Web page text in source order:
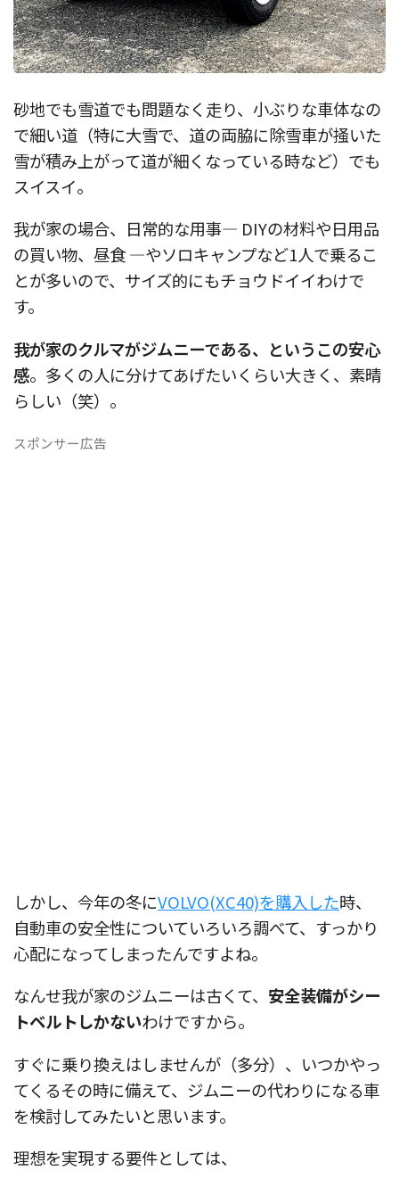
砂地でも雪道でも問題なく走り、小ぶりな車体なの
で細い道（特に大雪で、道の両脇に除雪車が掻いた
雪が積み上がって道が細くなっている時など）でも
スイスイ。
我が家の場合、日常的な用事— DIYの材料や日用品
の買い物、昼食 —やソロキャンプなど1人で乗るこ
とが多いので、サイズ的にもチョウドイイわけで
す。
我が家のクルマがジムニーである、というこの安心
感。多くの人に分けてあげたいくらい大きく、素晴
らしい（笑）。
スポンサー広告
しかし、今年の冬にVOLVO(XC40)を購入した時、
自動車の安全性についていろいろ調べて、すっかり
心配になってしまったんですよね。
なんせ我が家のジムニーは古くて、 安全装備がシー
トベルトしかないわけですから。
すぐに乗り換えはしませんが（多分）、いつかやっ
てくるその時に備えて、ジムニーの代わりになる車
を検討してみたいと思います。
理想を実現する要件としては、